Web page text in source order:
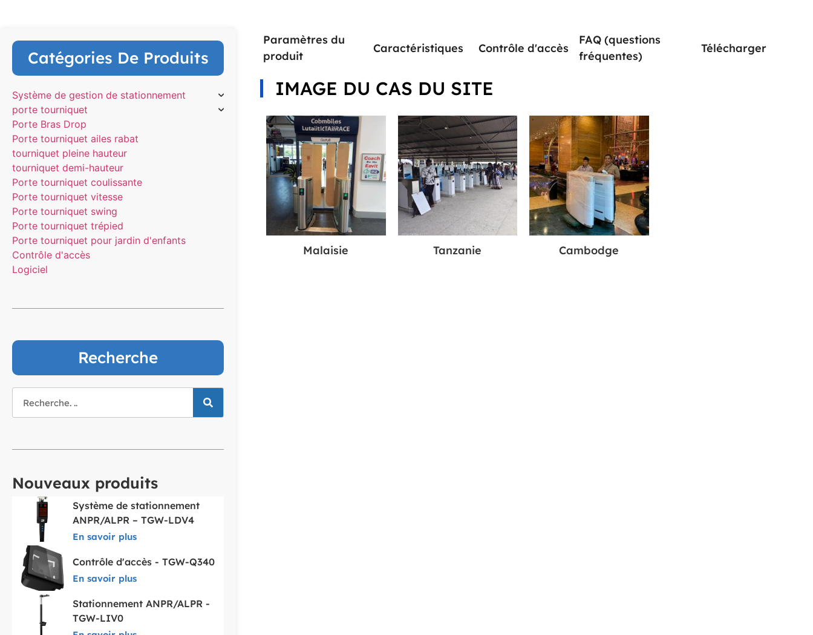
Catégories De Produits
Système de gestion de stationnement
porte tourniquet
Porte Bras Drop
Porte tourniquet ailes rabat
tourniquet pleine hauteur
tourniquet demi-hauteur
Porte tourniquet coulissante
Porte tourniquet vitesse
Porte tourniquet swing
Porte tourniquet trépied
Porte tourniquet pour jardin d'enfants
Contrôle d'accès
Logiciel
Recherche
Nouveaux produits
Système de stationnement
ANPR/ALPR – TGW-LDV4
En savoir plus
Contrôle d'accès - TGW-Q340
En savoir plus
Stationnement ANPR/ALPR -
TGW-LIV0
Paramètres du
produit
Caractéristiques Contrôle d'accès
FAQ (questions
fréquentes)
Télécharger
IMAGE DU CAS DU SITE
Malaisie Tanzanie Cambodge